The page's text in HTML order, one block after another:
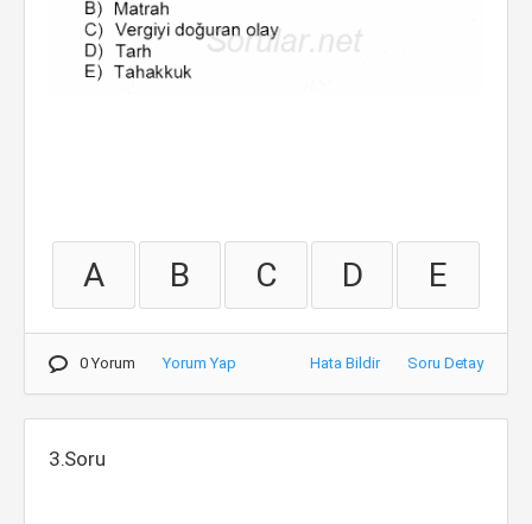
A B C D E
0 Yorum Yorum Yap Hata Bildir Soru Detay
3.Soru